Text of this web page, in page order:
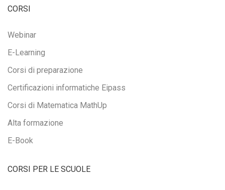
CORSI
Webinar
E-Learning
Corsi di preparazione
Certificazioni informatiche Eipass
Corsi di Matematica MathUp
Alta formazione
E-Book
CORSI PER LE SCUOLE